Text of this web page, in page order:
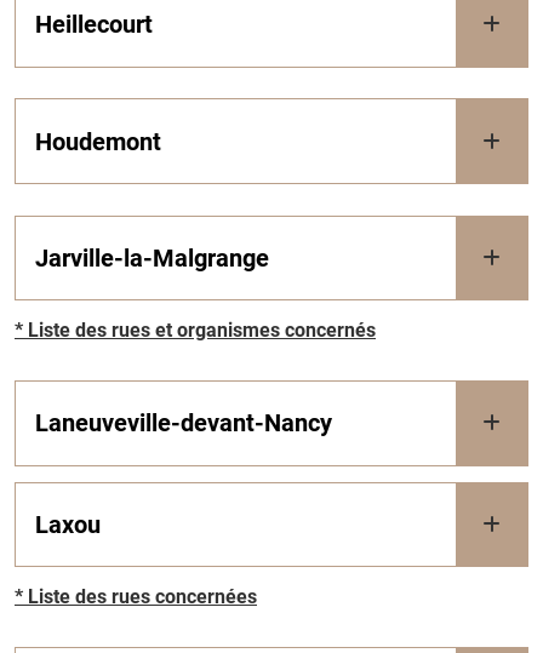
Heillecourt
Houdemont
Jarville-la-Malgrange
* Liste des rues et organismes concernés
Laneuveville-devant-Nancy
Laxou
* Liste des rues concernées